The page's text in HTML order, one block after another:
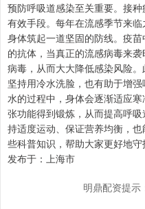
预防呼吸道感染至关重要。接
有效手段。每年在流感季节来
身体筑起一道坚固的防线。疫
的抗体，当真正的流感病毒来
病毒，从而大大降低感染风险
坚持用冷水洗脸，也有助于增
水的过程中，身体会逐渐适应
张功能得到锻炼，从而提高呼
持适度运动、保证营养均衡，
些科普知识，帮助大家更好地守
发布于：上海市
明鼎配资提示